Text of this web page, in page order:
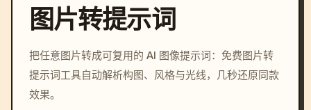
c, cyberpunk sunset, neon
colors, 8k --v 6.0
图片转提示词
把任意图片转成可复用的 AI 图像提示词：免费图片转
提示词工具自动解析构图、风格与光线，几秒还原同款
效果。